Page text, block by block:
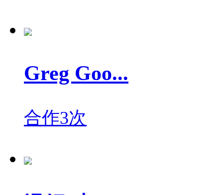
Greg Goo...
合作3次